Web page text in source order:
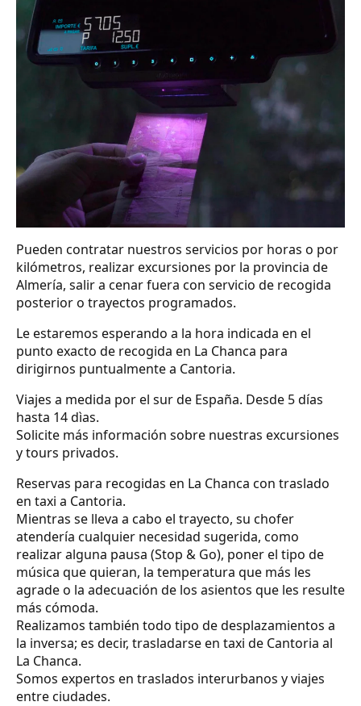
Pueden contratar nuestros servicios por horas o por
kilómetros, realizar excursiones por la provincia de
Almería, salir a cenar fuera con servicio de recogida
posterior o trayectos programados.
Le estaremos esperando a la hora indicada en el
punto exacto de recogida en La Chanca para
dirigirnos puntualmente a Cantoria.
Viajes a medida por el sur de España. Desde 5 días
hasta 14 dìas.
Solicite más información sobre nuestras excursiones
y tours privados.
Reservas para recogidas en La Chanca con traslado
en taxi a Cantoria.
Mientras se lleva a cabo el trayecto, su chofer
atendería cualquier necesidad sugerida, como
realizar alguna pausa (Stop & Go), poner el tipo de
música que quieran, la temperatura que más les
agrade o la adecuación de los asientos que les resulte
más cómoda.
Realizamos también todo tipo de desplazamientos a
la inversa; es decir, trasladarse en taxi de Cantoria al
La Chanca.
Somos expertos en traslados interurbanos y viajes
entre ciudades.